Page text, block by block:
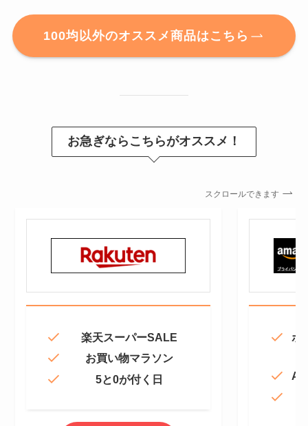
100均以外のオススメ商品はこちら
お急ぎならこちらがオススメ！
スクロールできます
楽天スーパーSALE
お買い物マラソン
5と0が付く日
ポ